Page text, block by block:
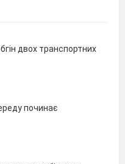
двох транспортних
починає